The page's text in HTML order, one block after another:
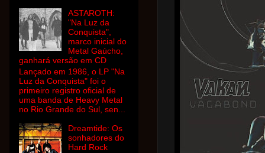
ASTAROTH:
"Na Luz da
Conquista",
marco inicial do
Metal Gaúcho,
ganhará versão em CD
Lançado em 1986, o LP "Na
Luz da Conquista" foi o
primeiro registro oficial de
uma banda de Heavy Metal
no Rio Grande do Sul, sen...
Dreamtide: Os
sonhadores do
Hard Rock